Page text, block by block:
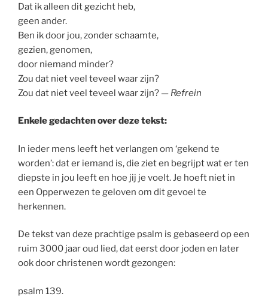
Dat ik alleen dit gezicht heb,
geen ander.
Ben ik door jou, zonder schaamte,
gezien, genomen,
door niemand minder?
Zou dat niet veel teveel waar zijn?
Zou dat niet veel teveel waar zijn? — Refrein
Enkele gedachten over deze tekst:
In ieder mens leeft het verlangen om ‘gekend te
worden’: dat er iemand is, die ziet en begrijpt wat er ten
diepste in jou leeft en hoe jij je voelt. Je hoeft niet in
een Opperwezen te geloven om dit gevoel te
herkennen.
De tekst van deze prachtige psalm is gebaseerd op een
ruim 3000 jaar oud lied, dat eerst door joden en later
ook door christenen wordt gezongen:
psalm 139.